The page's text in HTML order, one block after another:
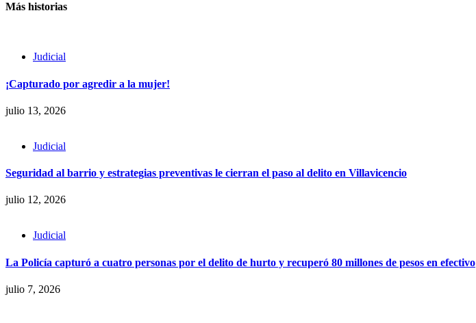
Más historias
Judicial
¡Capturado por agredir a la mujer!
julio 13, 2026
Judicial
Seguridad al barrio y estrategias preventivas le cierran el paso al delito en Villavicencio
julio 12, 2026
Judicial
La Policía capturó a cuatro personas por el delito de hurto y recuperó 80 millones de pesos en efectivo
julio 7, 2026